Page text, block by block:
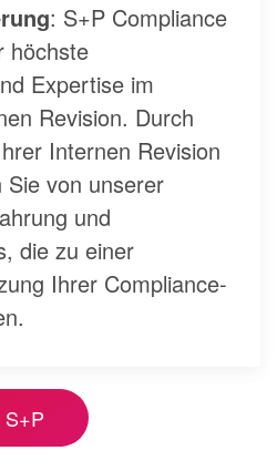
: S+P Compliance
höchste
Expertise im
Revision. Durch
Internen Revision
von unserer
und
die zu einer
Ihrer Compliance-